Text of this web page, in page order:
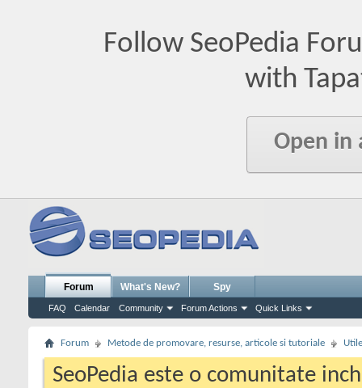
Follow SeoPedia
with
Open in
Forum
FAQ Calendar Community Forum Actions Quick Links
What's New? Spy
Forum Metode de promovare, resurse, articole si tutoriale Utile
SeoPedia este o comunitate